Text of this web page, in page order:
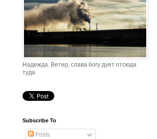
Надежда. Ветер, слава богу дует отсюда
туда
Subscribe To
Posts